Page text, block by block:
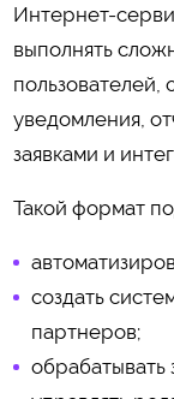
Интернет-
выполнять
пользователей,
уведомления,
заявками и
Такой формат
создать
партнеров;
обрабатывать